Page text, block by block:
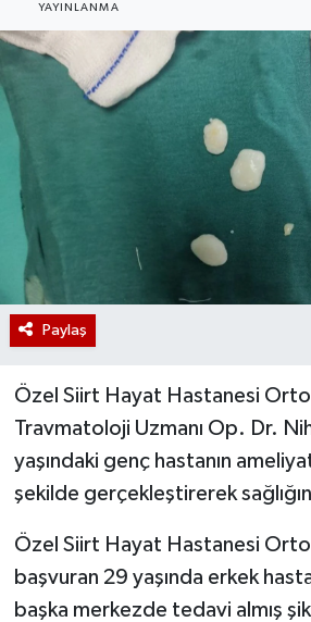
YAYINLANMA
Paylaş
Özel Siirt Hayat Hastanesi
Travmatoloji Uzmanı Op. Dr.
yaşındaki genç hastanın
şekilde gerçekleştirerek
Özel Siirt Hayat Hastanesi
başvuran 29 yaşında erkek
başka merkezde tedavi almış